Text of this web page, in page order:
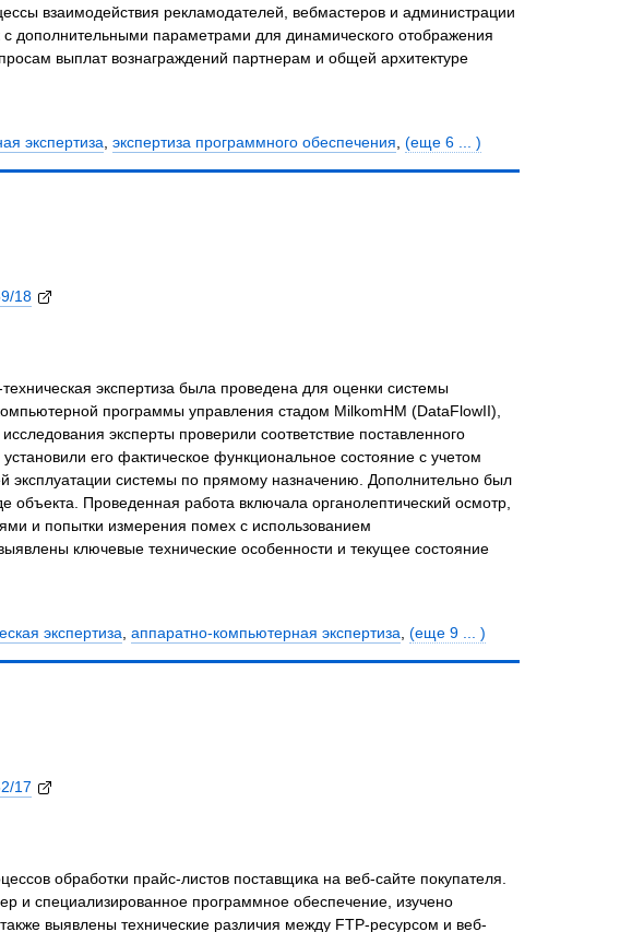
взаимодействия рекламодателей, вебмастеров и администрации
параметрами для динамического отображения
выплат вознаграждений партнерам и общей архитектуре
экспертиза, экспертиза программного обеспечения, (еще 6 ... )
18
экспертиза была проведена для оценки системы
программы управления стадом MilkomHM (DataFlowII),
эксперты проверили соответствие поставленного
его фактическое функциональное состояние с учетом
эксплуатации системы по прямому назначению. Дополнительно был
Проведенная работа включала органолептический осмотр,
и попытки измерения помех с использованием
ключевые технические особенности и текущее состояние
экспертиза, аппаратно-компьютерная экспертиза, (еще 9 ... )
17
обработки прайс-листов поставщика на веб-сайте покупателя.
и специализированное программное обеспечение, изучено
выявлены технические различия между FTP-ресурсом и веб-